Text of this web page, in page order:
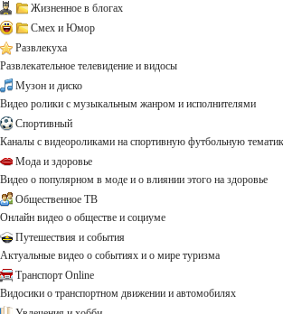
Жизненное в блогах
Смех и Юмор
Развлекуха
Развлекательное телевидение и видосы
Музон и диско
Видео ролики с музыкальным жанром и исполнителями
Спортивный
Каналы с видеороликами на спортивную футбольную
Мода и здоровье
Видео о популярном в моде и о влиянии этого на здоровье
Общественное ТВ
Онлайн видео о обществе и социуме
Путешествия и события
Актуальные видео о событиях и о мире туризма
Транспорт Online
Видосики о транспортном движении и автомобилях